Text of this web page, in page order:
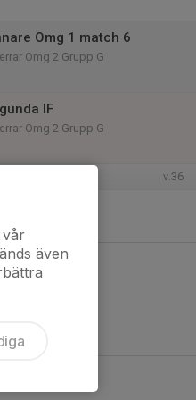
Omg 1 match 6
Omg 2 Grupp G
IF
Omg 2 Grupp G
v.36
vår
även